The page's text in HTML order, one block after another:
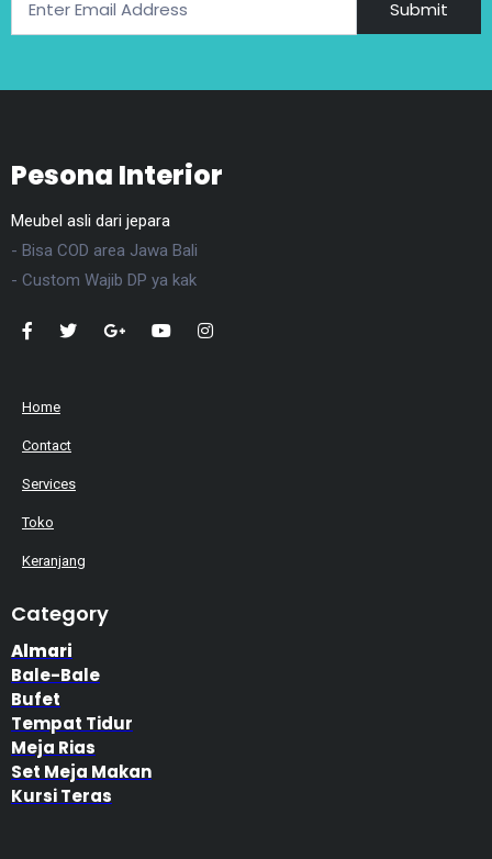
Submit
Pesona Interior
Meubel asli dari jepara
- Bisa COD area Jawa Bali
- Custom Wajib DP ya kak
Home
Contact
Services
Toko
Keranjang
Category
Almari
Bale-Bale
Bufet
Tempat Tidur
Meja Rias
Set Meja Makan
Kursi Teras